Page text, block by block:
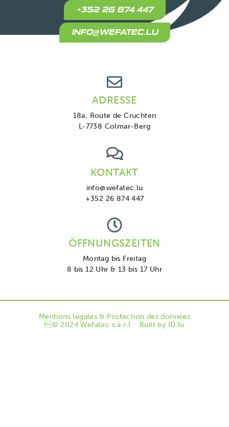
+352 26 874 447
INFO@WEFATEC.LU
ADRESSE
18a, Route de Cruchten
L-7738 Colmar-Berg
KONTAKT
info@wefatec.lu
+352 26 874 447
ÖFFNUNGSZEITEN
Montag bis Freitag
8 bis 12 Uhr & 13 bis 17 Uhr
Mentions légales & Protection des données
© 2024 Wefatec s.à r.l. · Built by ID.lu